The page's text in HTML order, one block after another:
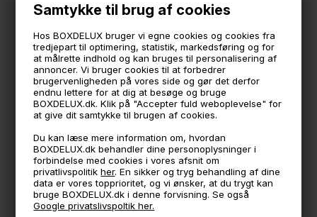
Samtykke til brug af cookies
Hos BOXDELUX bruger vi egne cookies og cookies fra
tredjepart til optimering, statistik, markedsføring og for
at målrette indhold og kan bruges til personalisering af
annoncer. Vi bruger cookies til at forbedrer
brugervenligheden på vores side og gør det derfor
endnu lettere for at dig at besøge og bruge
BOXDELUX.dk. Klik på "Accepter fuld weboplevelse" for
at give dit samtykke til brugen af cookies.
Du kan læse mere information om, hvordan
BOXDELUX.dk behandler dine personoplysninger i
forbindelse med cookies i vores afsnit om
privatlivspolitikher. En sikker og tryg behandling af dine
data er vores topprioritet, og vi ønsker, at du trygt kan
bruge BOXDELUX.dk i denne forvisning. Se også
Google privatslivspoltik her.
Bredde: 8 cm
Dybde 4,3 cm.
Højde: 12 cm
🕚 Bestil inden 11 & vi sender samme dag på hverdage
🌟 4,9 med over 1200 anmeldelser ★★★★★
📦 Fragtfri v. køb over 999,- ellers fra 49,- med GLS
💳 Betal med